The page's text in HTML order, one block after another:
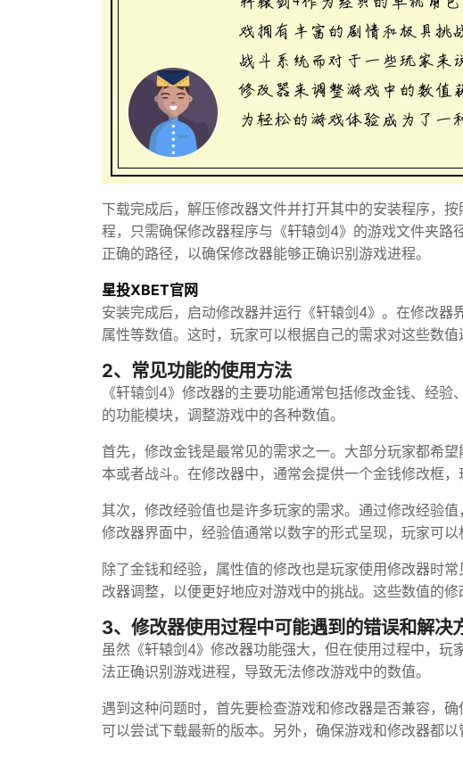
下载完成后，解压修改器文件并打开其中的安装程序，
程，只需确保修改器程序与《轩辕剑4》的游戏文件夹
正确的路径，以确保修改器能够正确识别游戏进程。
星投XBET官网
安装完成后，启动修改器并运行《轩辕剑4》。在修改器
属性等数值。这时，玩家可以根据自己的需求对这些数值
2、常见功能的使用方法
《轩辕剑4》修改器的主要功能通常包括修改金钱、经
的功能模块，调整游戏中的各种数值。
首先，修改金钱是最常见的需求之一。大部分玩家都希
本或者战斗。在修改器中，通常会提供一个金钱修改框
其次，修改经验值也是许多玩家的需求。通过修改经验
修改器界面中，经验值通常以数字的形式呈现，玩家可以
除了金钱和经验，属性值的修改也是玩家使用修改器时
改器调整，以便更好地应对游戏中的挑战。这些数值的
3、修改器使用过程中可能遇到的错误和解决
虽然《轩辕剑4》修改器功能强大，但在使用过程中，
法正确识别游戏进程，导致无法修改游戏中的数值。
遇到这种问题时，首先要检查游戏和修改器是否兼容，
可以尝试下载最新的版本。另外，确保游戏和修改器都